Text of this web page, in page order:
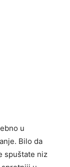
u
Bilo da
spuštate niz